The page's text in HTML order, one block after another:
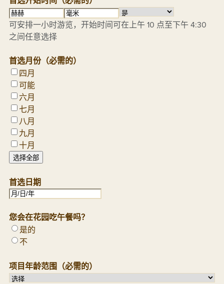
小
时
分
上
可安排一小时游览，开始时间可在上午 10 点至下午 4:30
之间任意选择
首选月份（必需的）
四月
可能
六月
七月
八月
九月
十月
选择全部
首选日期
MM
斜
线
DD
YYYY
您会在花园吃午餐吗？
是的
不
项目年龄范围（必需的）